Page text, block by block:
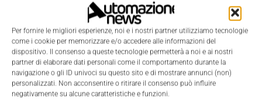
Per fornire le migliori esperienze, noi e i nostri partner utilizziamo tecnologie
come i cookie per memorizzare e/o accedere alle informazioni del
dispositivo. Il consenso a queste tecnologie permetterà a noi e ai nostri
partner di elaborare dati personali come il comportamento durante la
navigazione o gli ID univoci su questo sito e di mostrare annunci (non)
personalizzati. Non acconsentire o ritirare il consenso può influire
negativamente su alcune caratteristiche e funzioni.
esigenze specifiche dei mercati locali.
Cina alla conquista del mercato
dei robot